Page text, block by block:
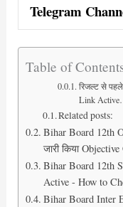
Telegram
Table of
रिजल्ट से
Link
Related posts:
Bihar Board 12th
जारी किया
Bihar Board 12th
Active - How to
Bihar Board Inter